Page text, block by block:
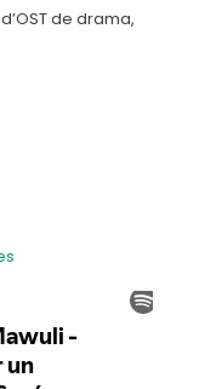
de drama,